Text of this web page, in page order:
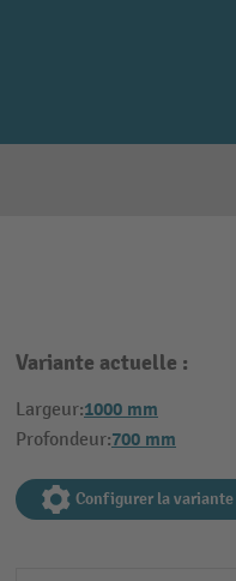
Variante actuelle :
Largeur:1000 mm
Profondeur:700 mm
Configurer la variante